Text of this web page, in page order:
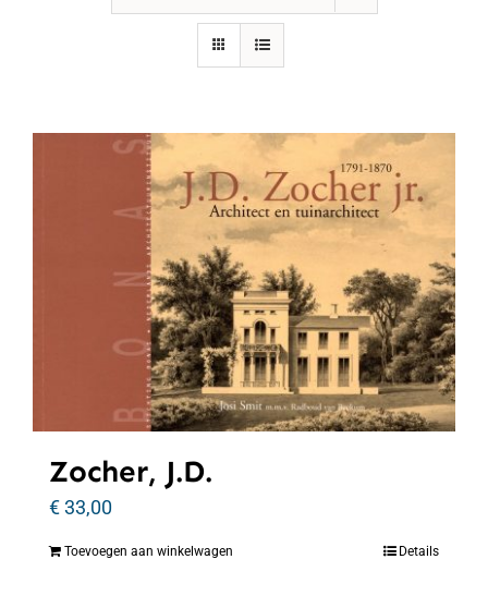
Zocher, J.D.
€33,00
Toevoegen aan winkelwagen Details